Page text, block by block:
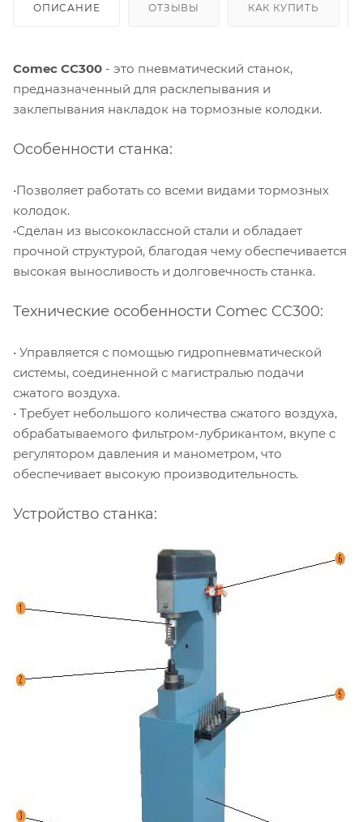
ОПИСАНИЕ ОТЗЫВЫ КАК КУПИТЬ
Comec CC300 - это пневматический станок,
предназначенный для расклепывания и
заклепывания накладок на тормозные колодки.
Особенности станка:
•Позволяет работать со всеми видами тормозных
колодок.
•Сделан из высококлассной стали и обладает
прочной структурой, благодая чему обеспечивается
высокая выносливость и долговечность станка.
Технические особенности Comec CC300:
• Управляется с помощью гидропневматической
системы, соединенной с магистралью подачи
сжатого воздуха.
• Требует небольшого количества сжатого воздуха,
обрабатываемого фильтром-лубрикантом, вкупе с
регулятором давления и манометром, что
обеспечивает высокую производительность.
Устройство станка: